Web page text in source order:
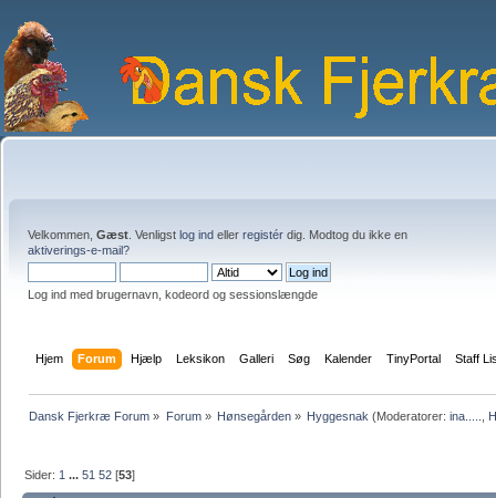
Velkommen, Gæst . Venligst log ind eller registér dig. Modtog du ikke en
aktiverings-e-mail?
Log ind med brugernavn, kodeord og sessionslængde
Hjem Forum Hjælp Leksikon Galleri Søg Kalender TinyPortal Staff
Dansk Fjerkræ Forum » Forum» Hønsegården» Hyggesnak (Moderatorer:ina.....
Sider: 1 ...51 52 [53]